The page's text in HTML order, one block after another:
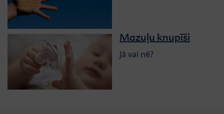
Mazuļu knupīši
Jā vai nē?